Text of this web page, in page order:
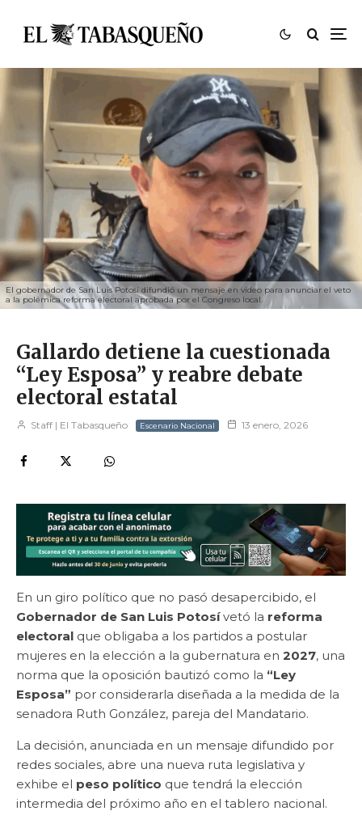
El gobernador de San Luis Potosí difundió un mensaje en video para anunciar el veto
a la polémica reforma electoral aprobada por el Congreso local.
Gallardo detiene la cuestionada
“Ley Esposa” y reabre debate
electoral estatal
Staff | El Tabasqueño Escenario Nacional 13 enero, 2026
En un giro político que no pasó desapercibido, el
Gobernador de San Luis Potosívetó la reforma
electoral que obligaba a los partidos a postular
mujeres en la elección a la gubernatura en 2027, una
norma que la oposición bautizó como la “Ley
Esposa” por considerarla diseñada a la medida de la
senadora Ruth González, pareja del Mandatario.
La decisión, anunciada en un mensaje difundido por
redes sociales, abre una nueva ruta legislativa y
exhibe el peso político que tendrá la elección
intermedia del próximo año en el tablero nacional.